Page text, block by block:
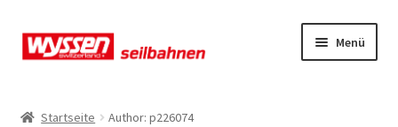
Zur
Navigation
Zum
Inhalt
Menü
Startseite Author: p226074